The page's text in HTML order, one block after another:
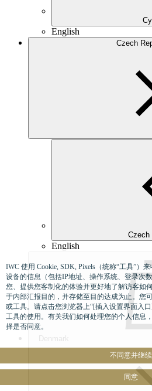
English
Czech
Czech
English
Denmark
IWC 使用 Cookie, SDK, Pixels（统称“工具”）
设备的信息（包括IP地址、操作系统、登录次
您、提供您客制化的体验并更好地了解访客如
于内部汇报目的，并存储至目的达成为止。您
或工具。请点击您浏览器上“[插入设置界面入
工具的使用。有关我们如何处理您的个人信息
择是否同意。
不同意并继续
同意